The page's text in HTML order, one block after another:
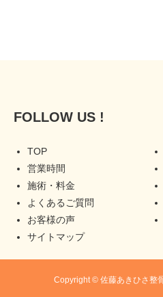
FOLLOW US !
TOP
営業時間
施術・料金
よくあるご質問
お客様の声
サイトマップ
Copyright © 佐藤あきひさ整